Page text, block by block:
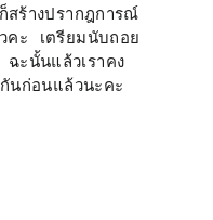
สร้างปรากฎการณ์
คะ เตรียมนับถอย
ะนั้นแล้วเราคง
นก่อนแล้วนะคะ